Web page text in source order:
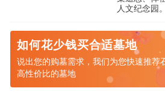
人文纪念园。
如何花少钱买合适墓地
说出您的购墓需求，我们为您快速推荐
高性价比的墓地